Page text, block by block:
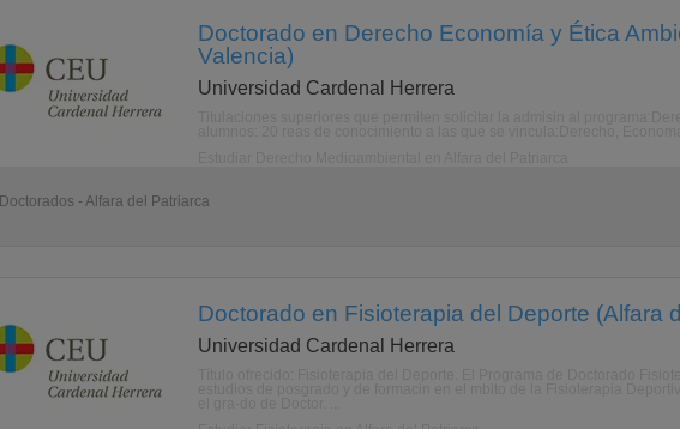
Doctorado en Derecho Economía y Ética
Valencia)
Universidad Cardenal Herrera
Doctorados - Alfara del Patriarca
Doctorado en Fisioterapia del Deporte (Alfara
Universidad Cardenal Herrera